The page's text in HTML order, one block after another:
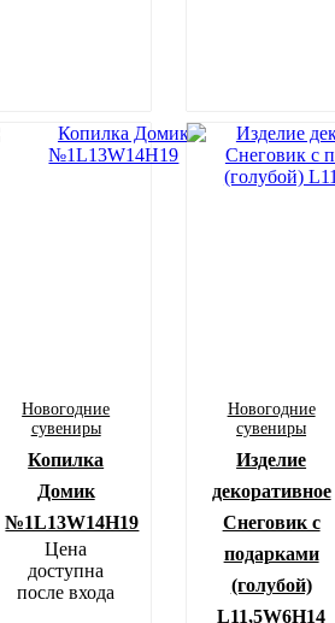
Новогодние
сувениры
Копилка
Домик
№1L13W14H19
Цена
доступна
после входа
Новогодние
сувениры
Изделие
декоративное
Снеговик с
подарками
(голубой)
L11,5W6H14